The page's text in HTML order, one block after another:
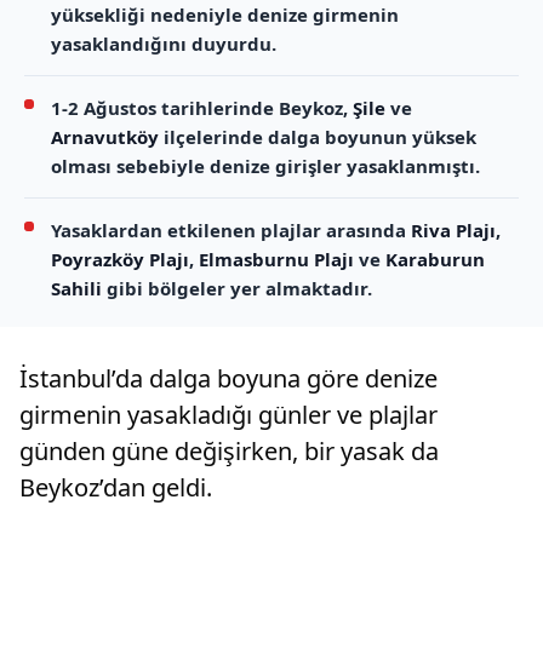
yüksekliği nedeniyle denize girmenin
yasaklandığını duyurdu.
1-2 Ağustos tarihlerinde Beykoz, Şile ve
Arnavutköy ilçelerinde dalga boyunun yüksek
olması sebebiyle denize girişler yasaklanmıştı.
Yasaklardan etkilenen plajlar arasında Riva Plajı,
Poyrazköy Plajı, Elmasburnu Plajı ve Karaburun
Sahili gibi bölgeler yer almaktadır.
İstanbul’da dalga boyuna göre denize
girmenin yasakladığı günler ve plajlar
günden güne değişirken, bir yasak da
Beykoz’dan geldi.